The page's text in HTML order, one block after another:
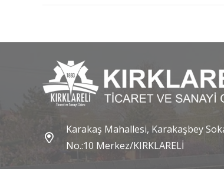
Karakaş Mahallesi, Karakaşbey
No.:10 Merkez/KIRKLARELİ